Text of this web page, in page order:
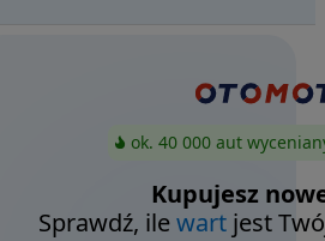
ok. 40 000 aut
Kupujesz
Sprawdź, ilewart jest